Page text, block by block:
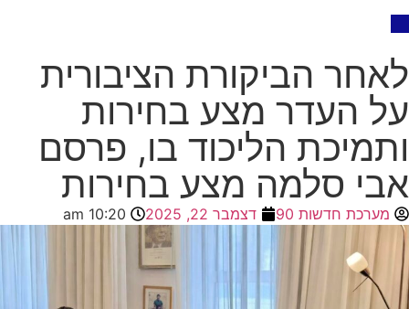
לאחר הביקורת הציבורית
על העדר מצע בחירות
ותמיכת הליכוד בו, פרסם
אבי סלמה מצע בחירות
מערכת חדשות 90 דצמבר 22, 2025 10:20 am